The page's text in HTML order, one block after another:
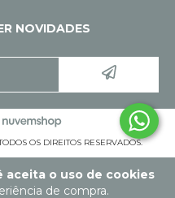
aceita o uso de cookies
de compra.
NOVIDADES
OS DIREITOS RESERVADOS.